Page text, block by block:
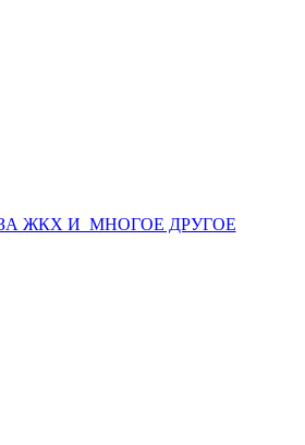
ЖКХ И МНОГОЕ ДРУГОЕ